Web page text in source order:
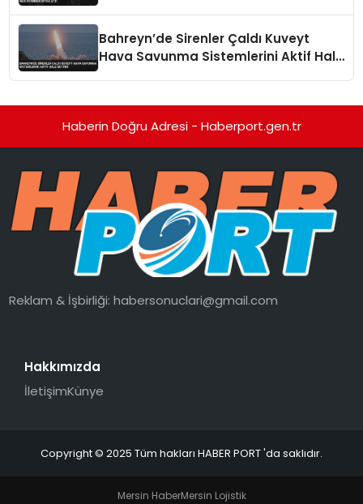
Bahreyn’de Sirenler Çaldı Kuveyt
Hava Savunma Sistemlerini Aktif Hale
Haberin Doğru Adresi - Haberport.gen.tr
Reklam & İşbirliği:habersonuclari@gmail.com
Hakkımızda
İletişimKünye
Copyright © 2025 Tüm hakları HABER PORT 'da saklıdır.
Mersin HaberMersin Lojistik